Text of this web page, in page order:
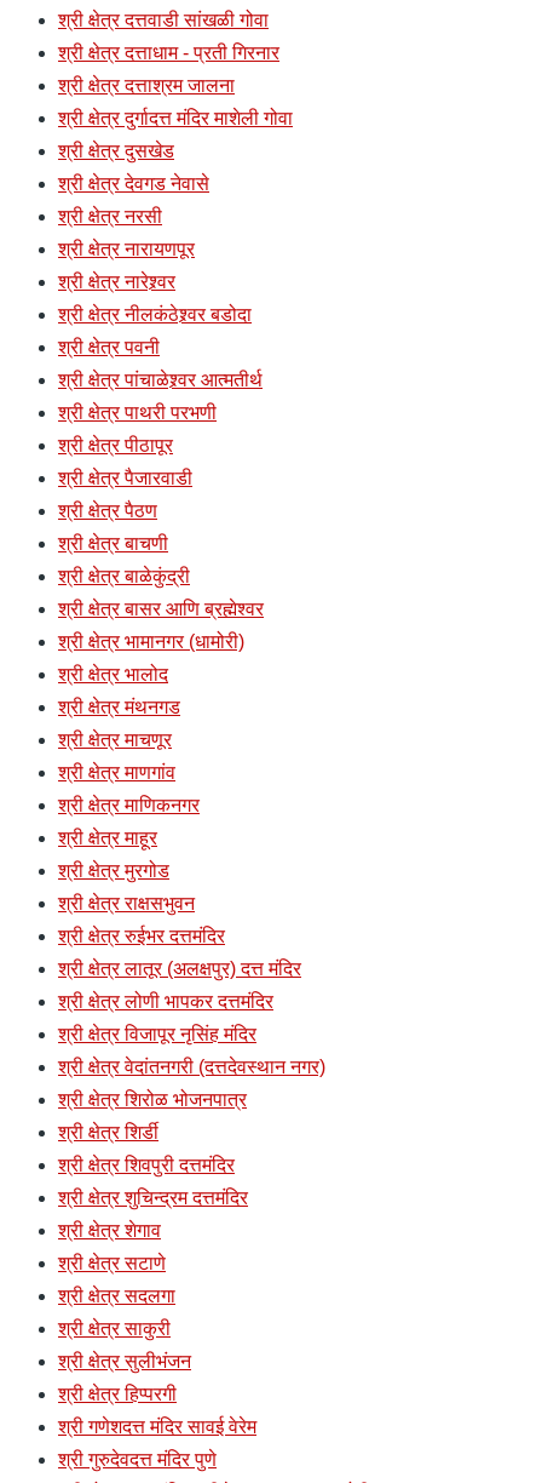
श्री क्षेत्र दत्तवाडी सांखळी गोवा
श्री क्षेत्र दत्ताधाम - प्रती गिरनार
श्री क्षेत्र दत्ताश्रम जालना
श्री क्षेत्र दुर्गादत्त मंदिर माशेली गोवा
श्री क्षेत्र दुसखेड
श्री क्षेत्र देवगड नेवासे
श्री क्षेत्र नरसी
श्री क्षेत्र नारायणपूर
श्री क्षेत्र नारेश्र्वर
श्री क्षेत्र नीलकंठेश्र्वर बडोदा
श्री क्षेत्र पवनी
श्री क्षेत्र पांचाळेश्र्वर आत्मतीर्थ
श्री क्षेत्र पाथरी परभणी
श्री क्षेत्र पीठापूर
श्री क्षेत्र पैजारवाडी
श्री क्षेत्र पैठण
श्री क्षेत्र बाचणी
श्री क्षेत्र बाळेकुंद्री
श्री क्षेत्र बासर आणि ब्रह्मेश्वर
श्री क्षेत्र भामानगर (धामोरी)
श्री क्षेत्र भालोद
श्री क्षेत्र मंथनगड
श्री क्षेत्र माचणूर
श्री क्षेत्र माणगांव
श्री क्षेत्र माणिकनगर
श्री क्षेत्र माहूर
श्री क्षेत्र मुरगोड
श्री क्षेत्र राक्षसभुवन
श्री क्षेत्र रुईभर दत्तमंदिर
श्री क्षेत्र लातूर (अलक्षपुर) दत्त मंदिर
श्री क्षेत्र लोणी भापकर दत्तमंदिर
श्री क्षेत्र विजापूर नृसिंह मंदिर
श्री क्षेत्र वेदांतनगरी (दत्तदेवस्थान नगर)
श्री क्षेत्र शिरोळ भोजनपात्र
श्री क्षेत्र शिर्डी
श्री क्षेत्र शिवपुरी दत्तमंदिर
श्री क्षेत्र शुचिन्द्रम दत्तमंदिर
श्री क्षेत्र शेगाव
श्री क्षेत्र सटाणे
श्री क्षेत्र सदलगा
श्री क्षेत्र साकुरी
श्री क्षेत्र सुलीभंजन
श्री क्षेत्र हिप्परगी
श्री गणेशदत्त मंदिर सावई वेरेम
श्री गुरुदेवदत्त मंदिर पुणे